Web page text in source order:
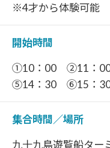
※4才から体験可能
開始時間
①10：00 ②11：
⑤14：30 ⑥15：30
集合時間／場所
九十九島遊覧船ター